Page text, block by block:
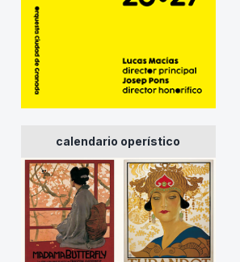
calendario operístico